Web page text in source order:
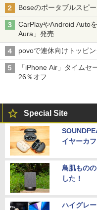
Boseのポータブルスピ
CarPlayやAndroid Auto
Aura」発売
povoで連休向けトッピ
「iPhone Air」タイム
26％オフ
Special Site
イヤーカ
鳥肌もの
した！
ハイグレ